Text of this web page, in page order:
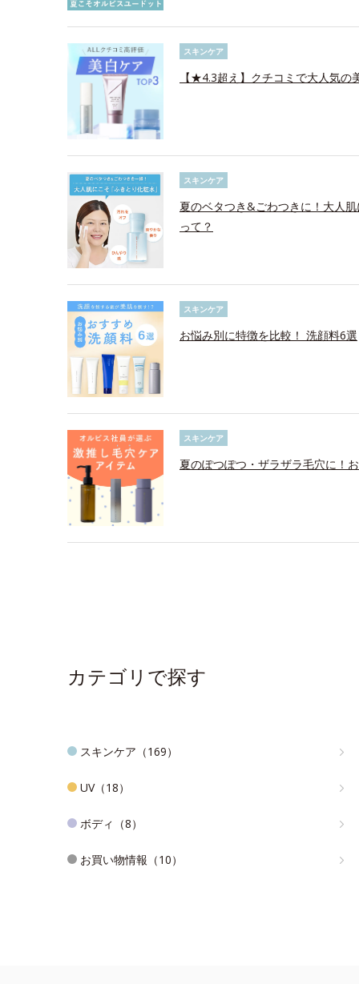
スキンケア
【★4.3超え】クチコミで大人気の
スキンケア
夏のベタつき&ごわつきに！大人
って？
スキンケア
お悩み別に特徴を比較！ 洗顔料6選
スキンケア
夏のぽつぽつ・ザラザラ毛穴に！
カテゴリで探す
スキンケア（169）
UV（18）
ボディ（8）
お買い物情報（10）